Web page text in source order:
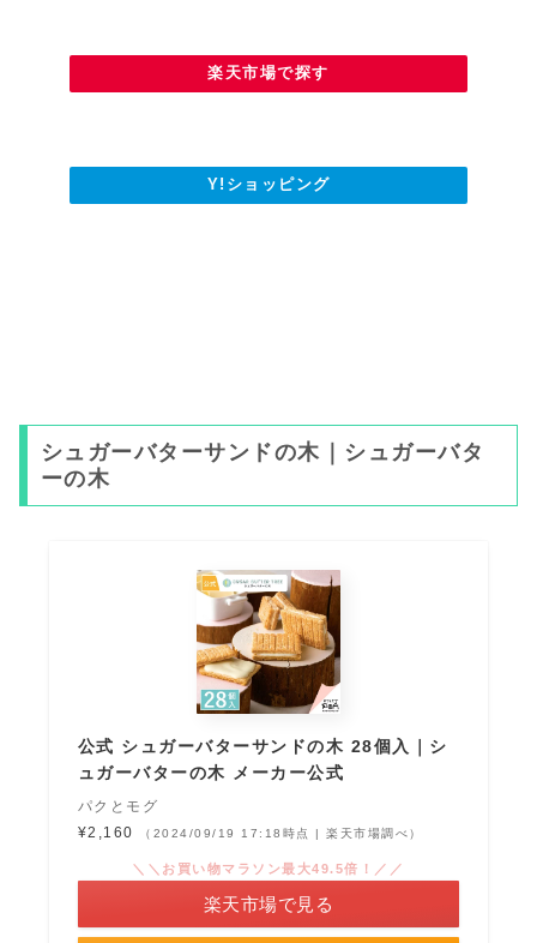
楽天市場で探す
Y!ショッピング
シュガーバターサンドの木｜シュガーバタ
ーの木
公式 シュガーバターサンドの木 28個入｜シ
ュガーバターの木 メーカー公式
パクとモグ
¥2,160
（2024/09/19 17:18時点 | 楽天市場調べ）
＼＼お買い物マラソン最大49.5倍！／／
楽天市場で見る